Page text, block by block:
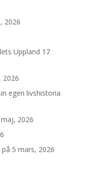
2026
Uppland 17
2026
egen livshistoria
2026
5 mars, 2026